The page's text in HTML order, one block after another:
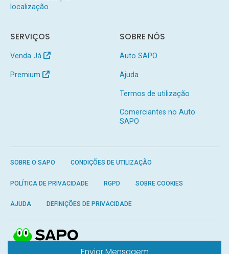
Enviar Mensagem
localização
SERVIÇOS
Venda Já
Premium
SOBRE NÓS
Auto SAPO
Ajuda
Termos de utilização
Comerciantes no Auto
SAPO
SOBRE O SAPO CONDIÇÕES DE UTILIZAÇÃO
POLÍTICA DE PRIVACIDADE RGPD SOBRE COOKIES
AJUDA DEFINIÇÕES DE PRIVACIDADE